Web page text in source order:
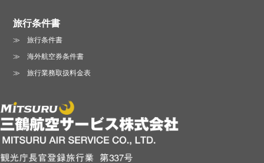
旅行条件書
旅行条件書
海外航空券条件書
旅行業務取扱料金表